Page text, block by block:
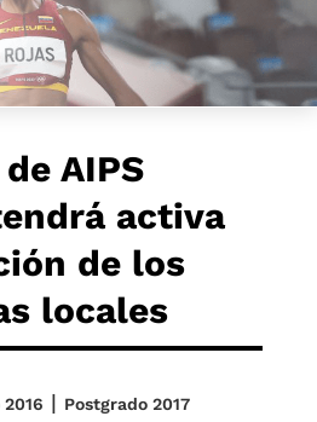
AIPS
activa
de los
locales
| Postgrado 2017